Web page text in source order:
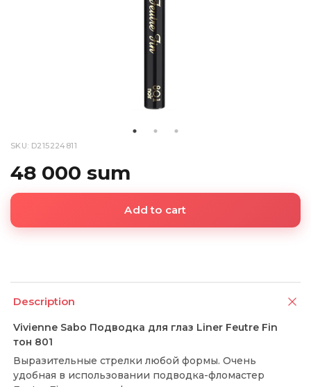
SKU: D215224811
48 000 sum
Add to cart
Description
Vivienne Sabo Подводка для глаз Liner Feutre Fin
тон 801
Выразительные стрелки любой формы. Очень
удобная в использовании подводка-фломастер